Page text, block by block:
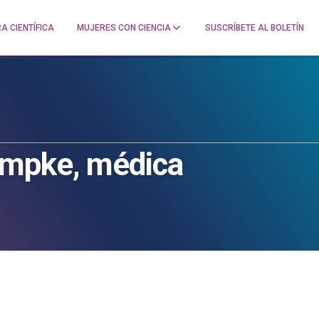
CIENTÍFICA MUJERES CON CIENCIA SUSCRÍBETE AL BOLETÍN
médica